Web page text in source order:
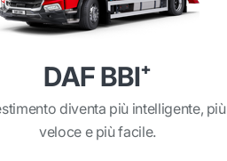
DAF BBI⁺
diventa più intelligente, più
veloce e più facile.